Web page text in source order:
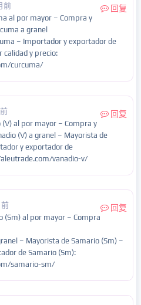
回复
前
al por mayor – Compra y
a granel
– Importador y exportador de
calidad y precio:
curcuma/
回复
(V) al por mayor – Compra y
(V) a granel – Mayorista de
y exportador de
vanadio-v/
回复
(Sm) al por mayor – Compra
– Mayorista de Samario (Sm) –
de Samario (Sm):
samario-sm/